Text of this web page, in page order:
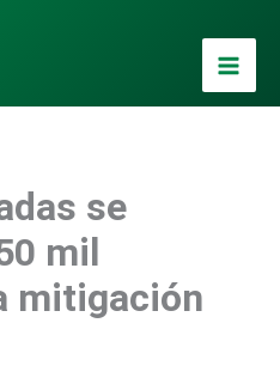
se
mil
mitigación